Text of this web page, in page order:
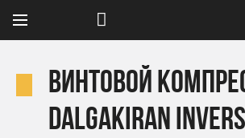
Винтовой
DALGAKIRAN